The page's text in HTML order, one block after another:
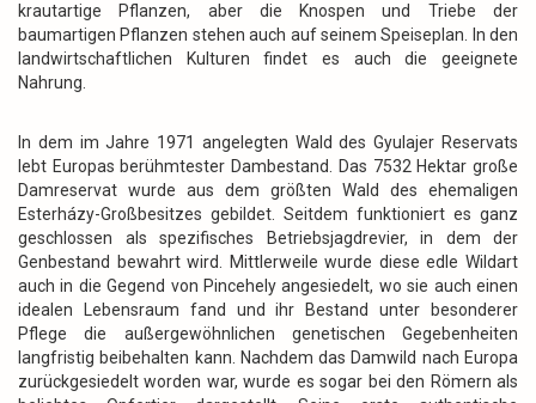
krautartige Pflanzen, aber die Knospen und Triebe der
baumartigen Pflanzen stehen auch auf seinem Speiseplan. In den
landwirtschaftlichen Kulturen findet es auch die geeignete
Nahrung.
In dem im Jahre 1971 angelegten Wald des Gyulajer Reservats
lebt Europas berühmtester Dambestand. Das 7532 Hektar große
Damreservat wurde aus dem größten Wald des ehemaligen
Esterházy-Großbesitzes gebildet. Seitdem funktioniert es ganz
geschlossen als spezifisches Betriebsjagdrevier, in dem der
Genbestand bewahrt wird. Mittlerweile wurde diese edle Wildart
auch in die Gegend von Pincehely angesiedelt, wo sie auch einen
idealen Lebensraum fand und ihr Bestand unter besonderer
Pflege die außergewöhnlichen genetischen Gegebenheiten
langfristig beibehalten kann. Nachdem das Damwild nach Europa
zurückgesiedelt worden war, wurde es sogar bei den Römern als